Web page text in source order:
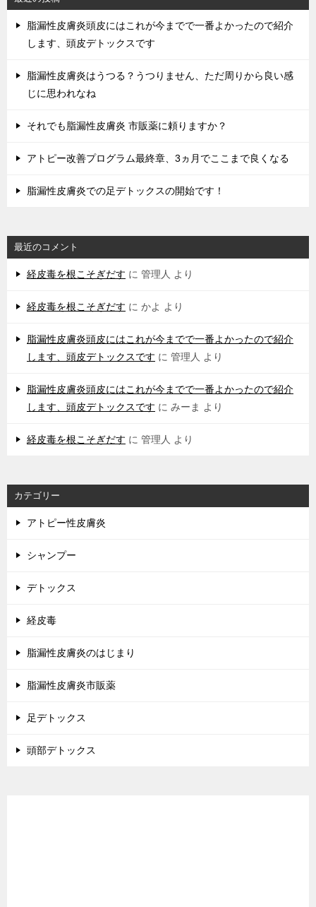
脂漏性皮膚炎頭皮にはこれが今までで一番よかったので紹介
します、頭皮デトックスです
脂漏性皮膚炎はうつる？うつりません、ただ周りから良い感
じに思われなね
それでも脂漏性皮膚炎 市販薬に頼りますか？
アトピー改善プログラム最終章、3ヵ月でここまで良くなる
脂漏性皮膚炎での足デトックスの開始です！
最近のコメント
経皮毒を根こそぎだす に 管理人 より
経皮毒を根こそぎだす に かよ より
脂漏性皮膚炎頭皮にはこれが今までで一番よかったので紹介
します、頭皮デトックスです に 管理人 より
脂漏性皮膚炎頭皮にはこれが今までで一番よかったので紹介
します、頭皮デトックスです に みーま より
経皮毒を根こそぎだす に 管理人 より
カテゴリー
アトピー性皮膚炎
シャンプー
デトックス
経皮毒
脂漏性皮膚炎のはじまり
脂漏性皮膚炎市販薬
足デトックス
頭部デトックス